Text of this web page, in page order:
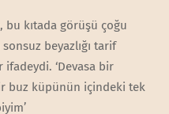
bu kıtada görüşü çoğu
beyazlığı tarif
ifadeydi. ‘Devasa bir
buz küpünün içindeki tek